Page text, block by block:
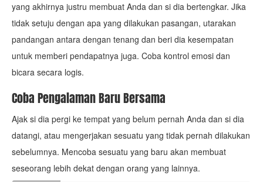
yang akhirnya justru membuat Anda dan si dia bertengkar. Jika
tidak setuju dengan apa yang dilakukan pasangan, utarakan
pandangan antara dengan tenang dan beri dia kesempatan
untuk memberi pendapatnya juga. Coba kontrol emosi dan
bicara secara logis.
Coba Pengalaman Baru Bersama
Ajak si dia pergi ke tempat yang belum pernah Anda dan si dia
datangi, atau mengerjakan sesuatu yang tidak pernah dilakukan
sebelumnya. Mencoba sesuatu yang baru akan membuat
seseorang lebih dekat dengan orang yang lainnya.